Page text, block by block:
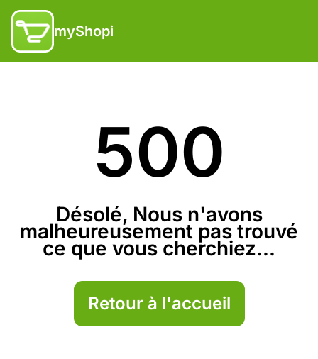
myShopi
500
Désolé, Nous n'avons
malheureusement pas trouvé
ce que vous cherchiez...
Retour à l'accueil